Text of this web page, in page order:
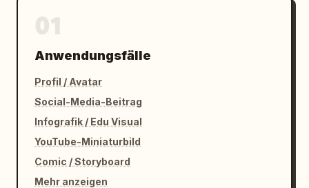
Anwendungsfälle
Profil / Avatar
Social-Media-Beitrag
Infografik / Edu Visual
YouTube-Miniaturbild
Comic / Storyboard
Mehr anzeigen